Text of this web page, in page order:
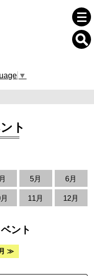
▼
ト
5月 6月
11月 12月
ント
≫